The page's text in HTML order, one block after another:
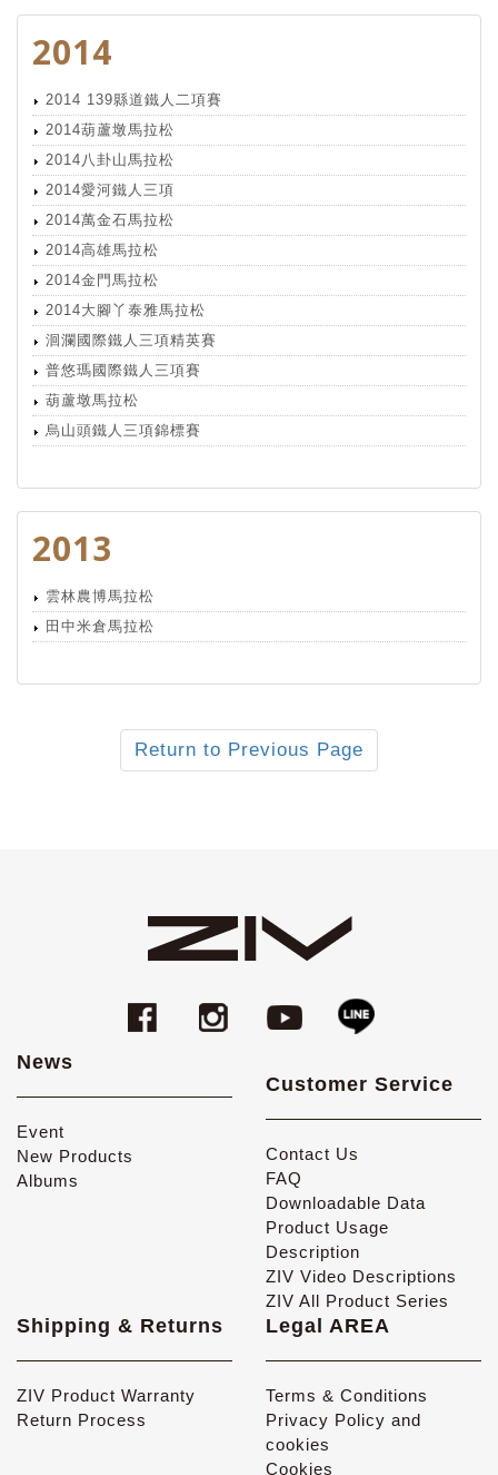
2014
2014 139縣道鐵人二項賽
2014葫蘆墩馬拉松
2014八卦山馬拉松
2014愛河鐵人三項
2014萬金石馬拉松
2014高雄馬拉松
2014金門馬拉松
2014大腳丫泰雅馬拉松
洄瀾國際鐵人三項精英賽
普悠瑪國際鐵人三項賽
葫蘆墩馬拉松
烏山頭鐵人三項錦標賽
2013
雲林農博馬拉松
田中米倉馬拉松
Return to Previous Page
News
Event
New Products
Albums
Customer Service
Contact Us
FAQ
Downloadable Data
Product Usage
Description
ZIV Video Descriptions
ZIV All Product Series
Shipping & Returns
ZIV Product Warranty
Return Process
Legal AREA
Terms & Conditions
Privacy Policy and
cookies
Cookies